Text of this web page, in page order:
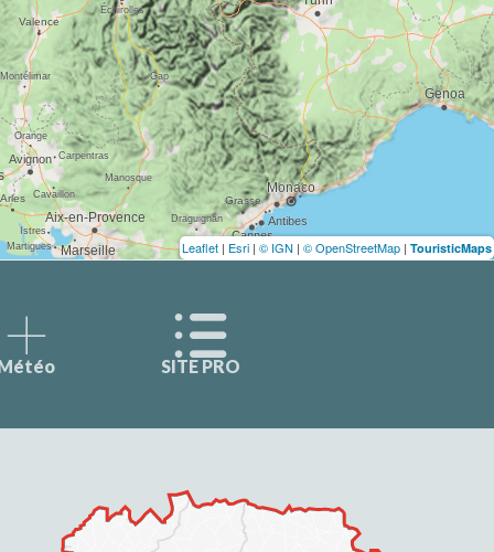
Leaflet | Esri | © IGN | © OpenStreetMap | TouristicMaps
SITE PRO